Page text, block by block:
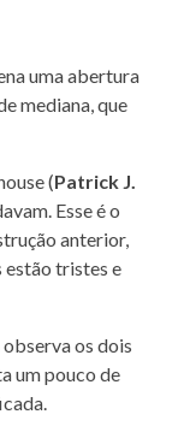
uma abertura
mediana, que
(Patrick J.
Esse é o
anterior,
estão tristes e
os dois
um pouco de